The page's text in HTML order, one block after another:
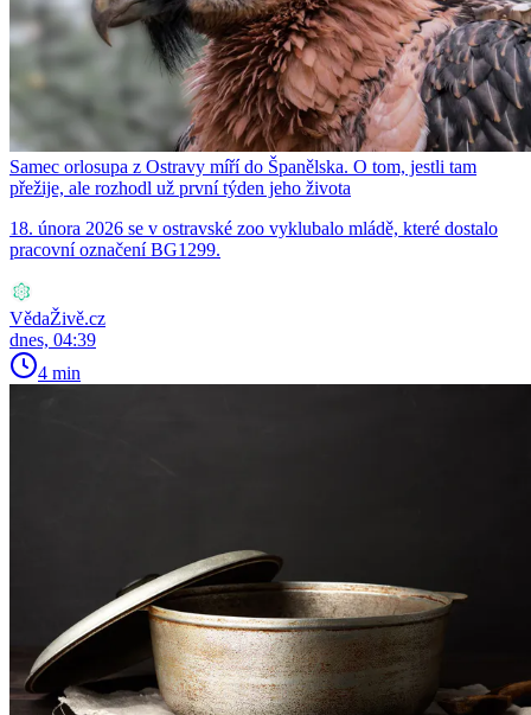
Samec orlosupa z Ostravy míří do Španělska. O tom, jestli tam
přežije, ale rozhodl už první týden jeho života
18. února 2026 se v ostravské zoo vyklubalo mládě, které dostalo
pracovní označení BG1299.
VědaŽivě.cz
dnes, 04:39
4 min